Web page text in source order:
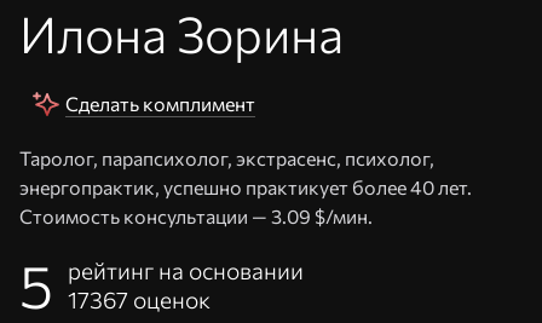
Илона Зорина
Таролог, парапсихолог, экстрасенс, психолог,
энергопрактик, успешно практикует более 40 лет.
Стоимость консультации — 3.09 $/мин.
Сделать комплимент
5
рейтинг на основании
17367 оценок